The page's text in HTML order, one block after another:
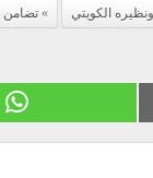
الكويتي تضامن